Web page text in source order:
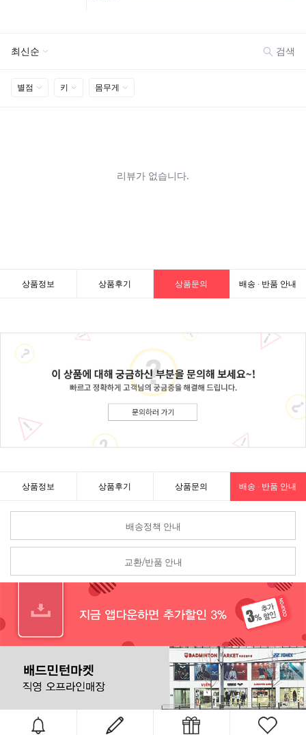
상품정보 상품후기 상품문의 배송 · 반품 안내
상품정보 상품후기 상품문의 배송 · 반품 안내
배송정책 안내
교환/반품 안내